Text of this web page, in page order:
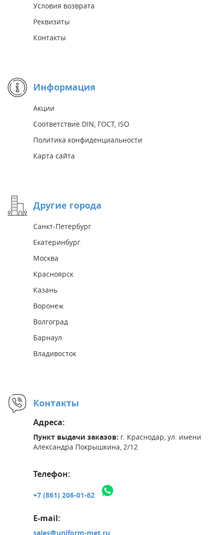
Условия возврата
Реквизиты
Контакты
Информация
Акции
Соответствие DIN, ГОСТ, ISO
Политика конфиденциальности
Карта сайта
Другие города
Санкт-Петербург
Екатеринбург
Москва
Красноярск
Казань
Воронеж
Волгоград
Барнаул
Владивосток
Контакты
Адреса:
Пункт выдачи заказов: г. Краснодар, ул. имени
Александра Покрышкина, 2/12
Телефон:
+7 (861) 206-01-62
E-mail:
sales@uniform-met.ru